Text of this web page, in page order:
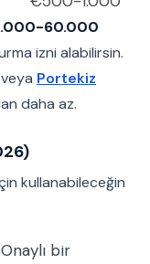
60.000
izni alabilirsin.
veya Portekiz
daha az.
kullanabileceğin
bir